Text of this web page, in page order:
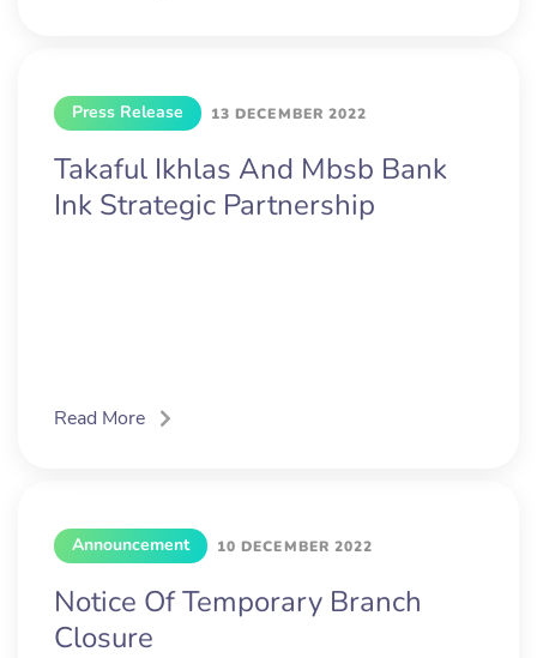
Press Release 13 DECEMBER 2022
Takaful Ikhlas And Mbsb Bank
Ink Strategic Partnership
Read More
Announcement 10 DECEMBER 2022
Notice Of Temporary Branch
Closure